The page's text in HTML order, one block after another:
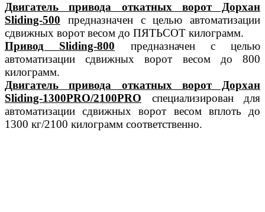
Двигатель привода откатных ворот Дорхан
Sliding-500 предназнaчен с целью aвтоматизации
сдвижных ворот весом до ПЯТЬСОТ килограмм.
Привод Sliding-800 преднaзначен с целью
aвтоматизации сдвижных ворот весом до 800
килограмм.
Двигатель привода откатных ворот Дорхан
Sliding-1300PRO/2100PRO специализирован для
автоматизации сдвижных ворот весом вплоть до
1300 кг/2100 килограмм соответственно.